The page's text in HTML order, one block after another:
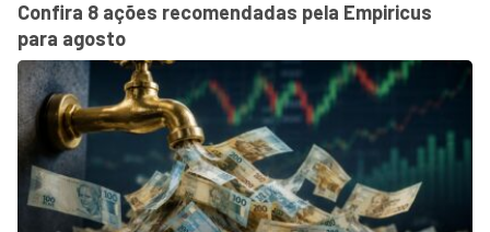
Confira 8 ações recomendadas pela Empiricus
para agosto